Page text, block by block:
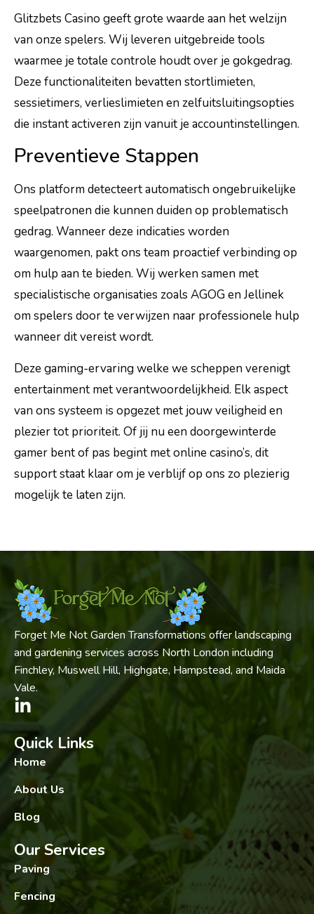
Glitzbets Casino geeft grote waarde aan het welzijn
van onze spelers. Wij leveren uitgebreide tools
waarmee je totale controle houdt over je gokgedrag.
Deze functionaliteiten bevatten stortlimieten,
sessietimers, verlieslimieten en zelfuitsluitingsopties
die instant activeren zijn vanuit je accountinstellingen.
Preventieve Stappen
Ons platform detecteert automatisch ongebruikelijke
speelpatronen die kunnen duiden op problematisch
gedrag. Wanneer deze indicaties worden
waargenomen, pakt ons team proactief verbinding op
om hulp aan te bieden. Wij werken samen met
specialistische organisaties zoals AGOG en Jellinek
om spelers door te verwijzen naar professionele hulp
wanneer dit vereist wordt.
Deze gaming-ervaring welke we scheppen verenigt
entertainment met verantwoordelijkheid. Elk aspect
van ons systeem is opgezet met jouw veiligheid en
plezier tot prioriteit. Of jij nu een doorgewinterde
gamer bent of pas begint met online casino’s, dit
support staat klaar om je verblijf op ons zo plezierig
mogelijk te laten zijn.
Forget Me Not Garden Transformations offer landscaping
and gardening services across North London including
Finchley, Muswell Hill, Highgate, Hampstead, and Maida
Vale.
Quick Links
Home
About Us
Blog
Our Services
Paving
Fencing